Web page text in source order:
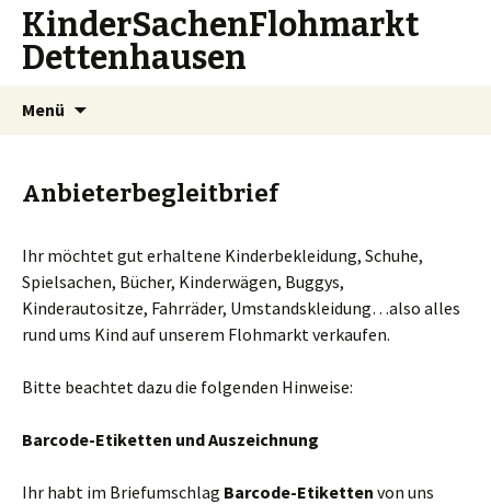
KinderSachenFlohmarkt
Dettenhausen
Menü
Anbieterbegleitbrief
Ihr möchtet gut erhaltene Kinderbekleidung, Schuhe,
Spielsachen, Bücher, Kinderwägen, Buggys,
Kinderautositze, Fahrräder, Umstandskleidung…also alles
rund ums Kind auf unserem Flohmarkt verkaufen.
Bitte beachtet dazu die folgenden Hinweise:
Barcode-Etiketten und Auszeichnung
Ihr habt im Briefumschlag Barcode-Etiketten von uns